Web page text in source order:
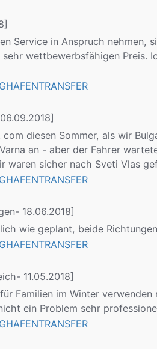
Service in Anspruch nehmen,
wettbewerbsfähigen Preis.
com diesen Sommer, als wir
an - aber der Fahrer
waren sicher nach Sveti Vlas
18.06.2018]
wie geplant, beide
11.05.2018]
Familien im Winter
ein Problem sehr